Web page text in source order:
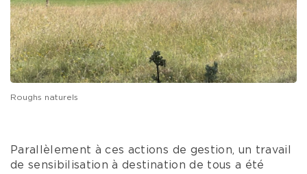
Roughs naturels
Parallèlement à ces actions de gestion, un travail
de sensibilisation à destination de tous a été